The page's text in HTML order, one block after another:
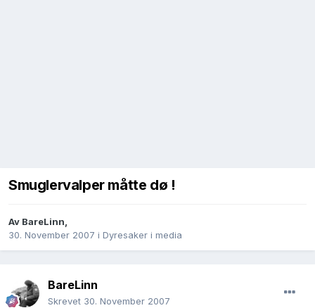
Smuglervalper måtte dø !
Av BareLinn,
30. November 2007 i Dyresaker i media
BareLinn
Skrevet 30. November 2007